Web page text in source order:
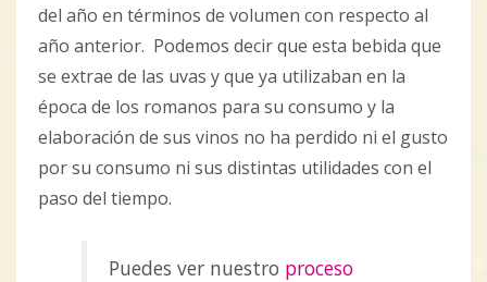
del año en términos de volumen con respecto al
año anterior. Podemos decir que esta bebida que
se extrae de las uvas y que ya utilizaban en la
época de los romanos para su consumo y la
elaboración de sus vinos no ha perdido ni el gusto
por su consumo ni sus distintas utilidades con el
paso del tiempo.
Puedes ver nuestro proceso